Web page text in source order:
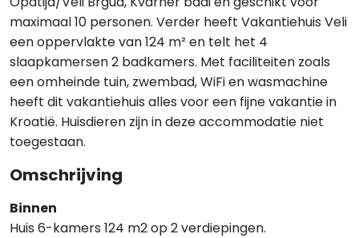
maximaal 10 personen. Verder heeft Vakantiehuis Veli
een oppervlakte van 124 m² en telt het 4
slaapkamersen 2 badkamers. Met faciliteiten zoals
een omheinde tuin, zwembad, WiFi en wasmachine
heeft dit vakantiehuis alles voor een fijne vakantie in
Kroatië. Huisdieren zijn in deze accommodatie niet
toegestaan.
Omschrijving
Binnen
Huis 6-kamers 124 m2 op 2 verdiepingen.